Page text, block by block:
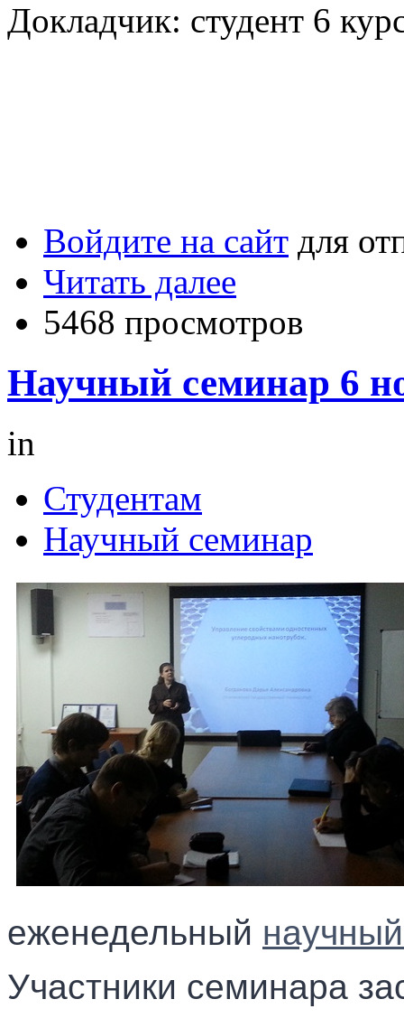
Докладчик: студент 6
Войдите на сайт для
Читать далее
5468 просмотров
Научный семинар 6
in
Студентам
Научный семинар
еженедельный
Участники семинара